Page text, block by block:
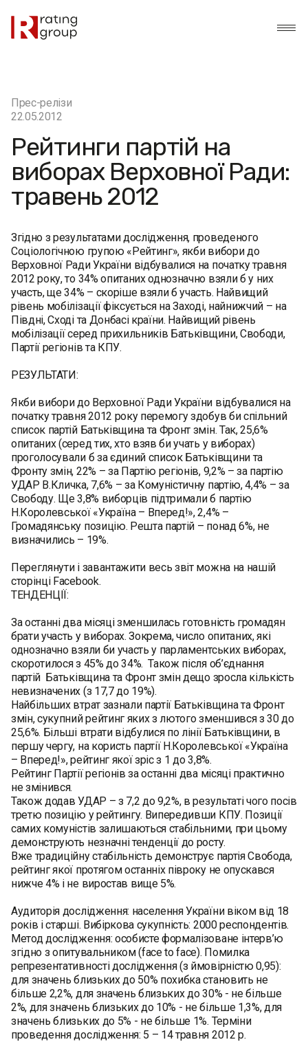
Прес-релізи
22.05.2012
Рейтинги партій на
виборах Верховної Ради:
травень 2012
Згідно з результатами дослідження, проведеного
Соціологічною групою «Рейтинг», якби вибори до
Верховної Ради України відбувалися на початку травня
2012 року, то 34% опитаних однозначно взяли б у них
участь, ще 34% – скоріше взяли б участь. Найвищий
рівень мобілізації фіксується на Заході, найнижчий – на
Півдні, Сході та Донбасі країни. Найвищий рівень
мобілізації серед прихильників Батьківщини, Свободи,
Партії регіонів та КПУ.
РЕЗУЛЬТАТИ:
Якби вибори до Верховної Ради України відбувалися на
початку травня 2012 року перемогу здобув би спільний
список партій Батьківщина та Фронт змін. Так, 25,6%
опитаних (серед тих, хто взяв би учать у виборах)
проголосували б за єдиний список Батьківщини та
Фронту змін, 22% – за Партію регіонів, 9,2% – за партію
УДАР В.Кличка, 7,6% – за Комуністичну партію, 4,4% – за
Свободу. Ще 3,8% виборців підтримали б партію
Н.Королевської «Україна – Вперед!», 2,4% –
Громадянську позицію. Решта партій – понад 6%, не
визначились – 19%.
Переглянути і завантажити весь звіт можна на нашій
сторінці Facebook.
ТЕНДЕНЦІЇ:
За останні два місяці зменшилась готовність громадян
брати участь у виборах. Зокрема, число опитаних, які
однозначно взяли би участь у парламентських виборах,
скоротилося з 45% до 34%. Також після об’єднання
партій Батьківщина та Фронт змін дещо зросла кількість
невизначених (з 17,7 до 19%).
Найбільших втрат зазнали партії Батьківщина та Фронт
змін, сукупний рейтинг яких з лютого зменшився з 30 до
25,6%. Більші втрати відбулися по лінії Батьківщини, в
першу чергу, на користь партії Н.Королевської «Україна
– Вперед!», рейтинг якої зріс з 1 до 3,8%.
Рейтинг Партії регіонів за останні два місяці практично
не змінився.
Також додав УДАР – з 7,2 до 9,2%, в результаті чого посів
третю позицію у рейтингу. Випередивши КПУ. Позиції
самих комуністів залишаються стабільними, при цьому
демонструють незначні тенденції до росту.
Вже традиційну стабільність демонструє партія Свобода,
рейтинг якої протягом останніх півроку не опускався
нижче 4% і не виростав вище 5%.
Аудиторія дослідження: населення України віком від 18
років і старші. Вибіркова сукупність: 2000 респондентів.
Метод дослідження: особисте формалізоване інтерв’ю
згідно з опитувальником (face to face). Помилка
репрезентативності дослідження (з ймовірністю 0,95):
для значень близьких до 50% похибка становить не
більше 2,2%, для значень близьких до 30% - не більше
2%, для значень близьких до 10% - не більше 1,3%, для
значень близьких до 5% - не більше 1%. Терміни
проведення дослідження: 5 – 14 травня 2012 р.